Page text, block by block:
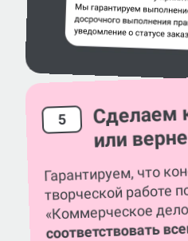
5 Сделаем
или
Гарантируем, что
творческой работе
«Коммерческое
соответствовать